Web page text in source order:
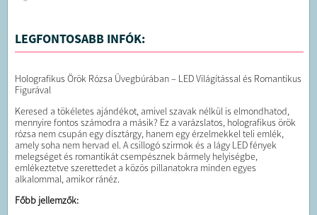
LEGFONTOSABB INFÓK:
Holografikus Örök Rózsa Üvegbúrában – LED Világítással és Romantikus
Figurával
Keresed a tökéletes ajándékot, amivel szavak nélkül is elmondhatod,
mennyire fontos számodra a másik? Ez a varázslatos, holografikus örök
rózsa nem csupán egy dísztárgy, hanem egy érzelmekkel teli emlék,
amely soha nem hervad el. A csillogó szirmok és a lágy LED fények
melegséget és romantikát csempésznek bármely helyiségbe,
emlékeztetve szerettedet a közös pillanatokra minden egyes
alkalommal, amikor ránéz.
Főbb jellemzők: